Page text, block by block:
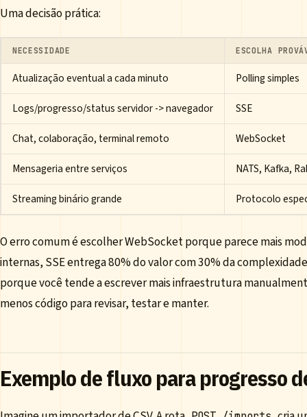
Uma decisão prática:
NECESSIDADE ESCOLHA
Atualização eventual a cada minuto
Polling simples
Logs/progresso/status servidor -> navegador
SSE
Chat, colaboração, terminal remoto
WebSocket
Mensageria entre serviços
NATS, Kafka,
Streaming binário grande
Protocolo
O erro comum é escolher WebSocket porque parece mais
internas, SSE entrega 80% do valor com 30% da
porque você tende a escrever mais infraestrutura
menos código para revisar, testar e manter.
Exemplo de fluxo para progresso